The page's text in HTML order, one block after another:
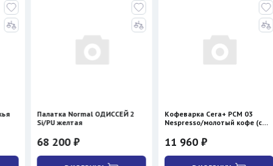
Normal ОДИССЕЙ 2
PU желтая
200 ₽
Кофеварка Cera+ PCM 03
Nespresso/молотый кофе (с
11 960 ₽